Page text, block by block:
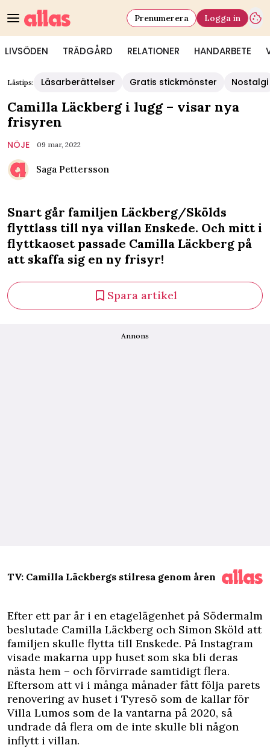
LIVSÖDEN TRÄDGÅRD RELATIONER HANDARBETE
Prenumerera Logga in
Lästips: Läsarberättelser Gratis stickmönster Nostalgi
Camilla Läckberg i lugg – visar nya
frisyren
NÖJE 09 mar, 2022
Saga Pettersson
Snart går familjen Läckberg/Skölds
flyttlass till nya villan Enskede. Och mitt i
flyttkaoset passade Camilla Läckberg på
att skaffa sig en ny frisyr!
Spara artikel
Annons
TV: Camilla Läckbergs stilresa genom åren
Efter ett par år i en etagelägenhet på Södermalm
beslutade Camilla Läckberg och Simon Sköld att
familjen skulle flytta till Enskede. På Instagram
visade makarna upp huset som ska bli deras
nästa hem – och förvirrade samtidigt flera.
Eftersom att vi i många månader fått följa parets
renovering av huset i Tyresö som de kallar för
Villa Lumos som de la vantarna på 2020, så
undrade då flera om de inte skulle bli någon
inflytt i villan.